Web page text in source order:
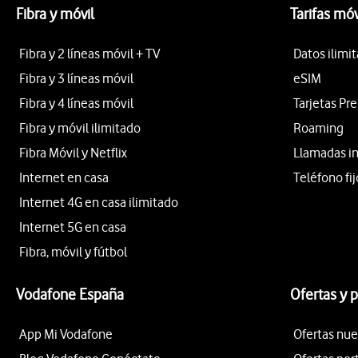
Fibra y móvil
Fibra y 2 líneas móvil + TV
Fibra y 3 líneas móvil
Fibra y 4 líneas móvil
Fibra y móvil ilimitado
Fibra Móvil y Netflix
Internet en casa
Internet 4G en casa ilimitado
Internet 5G en casa
Fibra, móvil y fútbol
Tarifas
Datos
eSIM
Tarjetas
Roaming
Llamadas
Teléfono
Vodafone España
App Mi Vodafone
Ofertas y
Ofertas